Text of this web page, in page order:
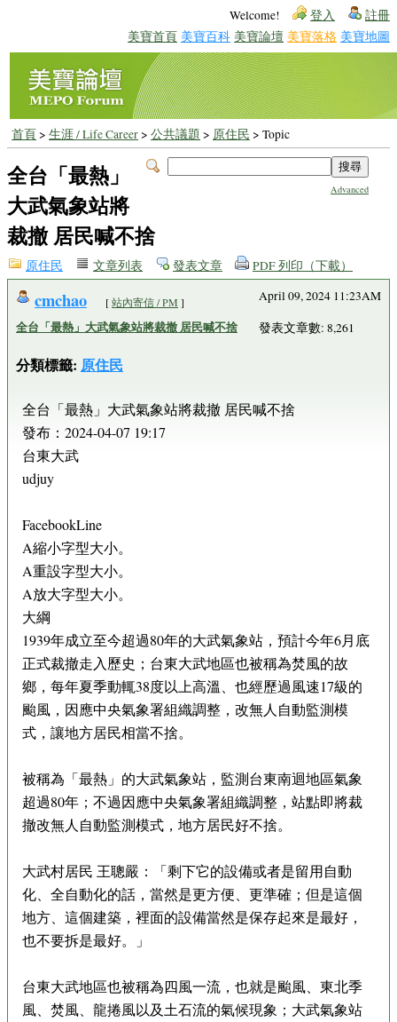
Welcome! 登入 註冊
美寶首頁 美寶百科 美寶論壇 美寶落格 美寶地圖
首頁> 生涯 / Life Career> 公共議題 > 原住民 > Topic
Advanced
全台「最熱」
大武氣象站將
裁撤 居民喊不捨
原住民 文章列表 發表文章 PDF 列印（下載）
cmchao [站內寄信 / PM ]
全台「最熱」大武氣象站將裁撤 居民喊不捨
分類標籤: 原住民
April 09, 2024 11:23AM
發表文章數: 8,261
全台「最熱」大武氣象站將裁撤 居民喊不捨
發布：2024-04-07 19:17
台東大武
udjuy
FacebookLine
A縮小字型大小。
A重設字型大小。
A放大字型大小。
大綱
1939年成立至今超過80年的大武氣象站，預計今年6月底
正式裁撤走入歷史；台東大武地區也被稱為焚風的故
鄉，每年夏季動輒38度以上高溫、也經歷過風速17級的
颱風，因應中央氣象署組織調整，改無人自動監測模
式，讓地方居民相當不捨。
被稱為「最熱」的大武氣象站，監測台東南迴地區氣象
超過80年；不過因應中央氣象署組織調整，站點即將裁
撤改無人自動監測模式，地方居民好不捨。
大武村居民 王聰嚴：「剩下它的設備或者是留用自動
化、全自動化的話，當然是更方便、更準確；但是這個
地方、這個建築，裡面的設備當然是保存起來是最好，
也不要拆是最好。」
台東大武地區也被稱為四風一流，也就是颱風、東北季
風、焚風、龍捲風以及土石流的氣候現象；大武氣象站